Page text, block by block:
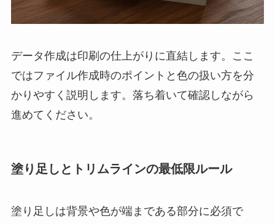
データ作成は印刷の仕上がりに直結します。ここ
ではファイル作成時のポイントと色の扱い方を分
かりやすく説明します。落ち着いて確認しながら
進めてください。
塗り足しとトリムラインの最低限ルール
塗り足しは背景や色が端まである部分に必須で